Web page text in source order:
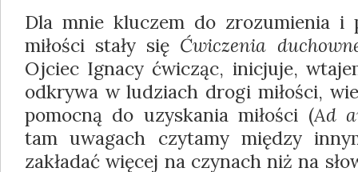
Dla mnie kluczem do zrozumienia i
miłości stały się Ćwiczenia
Ojciec Ignacy ćwicząc, inicjuje,
odkrywa w ludziach drogi miłości,
pomocną do uzyskania miłości (Ad
tam uwagach czytamy między
zakładać więcej na czynach niż na